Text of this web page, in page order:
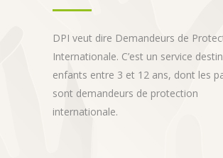
DPI veut dire Demandeurs de
Internationale. C’est un service
enfants entre 3 et 12 ans, dont les
sont demandeurs de protection
internationale.